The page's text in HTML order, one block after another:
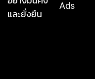
และยั่งยืน
Ads